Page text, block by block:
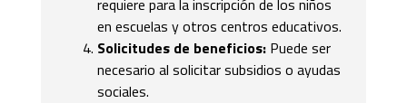
en escuelas y otros centros educativos.
Solicitudes de beneficios: Puede ser
necesario al solicitar subsidios o ayudas
sociales.